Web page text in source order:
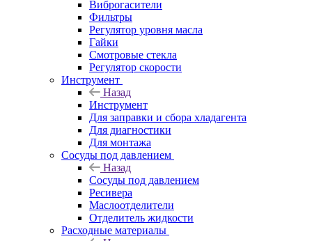
Виброгасители
Фильтры
Регулятор уровня масла
Гайки
Смотровые стекла
Регулятор скорости
Инструмент
Назад
Инструмент
Для заправки и сбора хладагента
Для диагностики
Для монтажа
Сосуды под давлением
Назад
Сосуды под давлением
Ресивера
Маслоотделители
Отделитель жидкости
Расходные материалы